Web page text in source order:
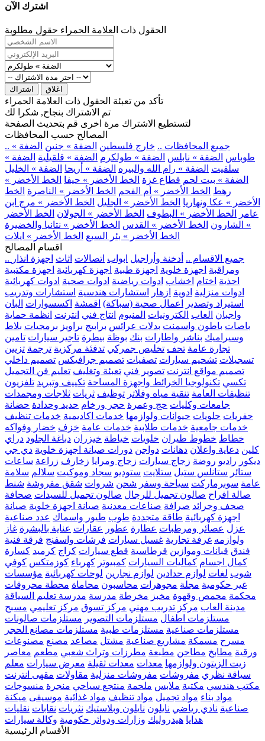
اشترك الآن
الحقول ذات العلامة الحمراء حقول مطلوبة
اشتراك اغلاق
تأكد من تعبئة الحقول ذات العلامة الحمراء
تم الاشتراك بنجاح, شكرا لك
لتستطيع الاشتراك مرة اخرى قم بتحديث الصفحة
المصالح حسب المحافظات
.. جميع المحافظات .. خارج فلسطين الضفة » جنين الضفة »
طوباس الضفة » نابلس الضفة » طولكرم الضفة » قلقيلية الضفة »
سلفيت الضفة » رام الله والبيره الضفة » أريحا الضفة » الخليل
الضفة » بيت لحم قطاع غزة الخط الأخضر » حيفا الخط الأخضر »
رهط الخط الأخضر » أم الفحم الخط الأخضر » الناصرة الخط
الأخضر » عكا ونهاريا الخط الأخضر » الجليل الخط الأخضر » مرج ابن
عامر
الخط الأخضر » البطوف الخط الأخضر » الجولان الخط الأخضر
» الشارون الخط الأخضر » القدس الخط الأخضر » نتانيا والخضيرة
الخط الأخضر » بئر السبع الخط الأخضر » ايلات
اقسام المصالح
.. جميع الاقسام .. أدخنة وأراجيل ابواب اتصالات اثاث اجهزة انذار
ومراقبة اجهزة خلوية اجهزة طبية اجهزة كهربائية اجهزة مكتبية
احذية اختام اخشاب ادوات رياضية ادوات صحية ادوات كهربائية
ادوات منزلية ادوية ازهار استشارات هندسية استشارات وتدريب
استيراد وتصدير
اعمال صحية (سباكة) اقمشة اكسسوارات البان
واجبان العاب الكترونيات المنيوم انتاج فني انترنت انظمة حماية
باصات باطون واسمنت بدلات عرائس برابيج براويز برمجيات بلاط
وسيراميك بناشر واطارات بنك بوظة بيطرة تاجير سيارات تامين
تجارة عامة تحف تخليص جمركي تدفئة مركزية ترجمة تزيين
تسجيلات تشحيم سيارات تصفيات تصميم جرافيكس تصميم داخلي
تصميم مواقع انترنت تصوير فني تعبئة وتغليف تعليم فن التجميل
تكسي تكنولوجيا الخرائط واجهزة المساحة تكييف وتبريد تلفزيون
تنظيفات العامة تنقية مياه وفلاتر توظيف ثريات ثلاجات ومجمدات
جامعات وكليات حج وعمرة حجر ورخام حديد وحدادة حضانة
حفريات حلويات حيوانات ولوازمها خدمات اكاديمية خدمات تنظيف
خدمات جامعية خدمات طلابية خدمات عامة خزف خضار وفواكه
خطاط خطوط طيران خلويات خياطة خيزران دباغة الجلود دراي
كلين دعاية واعلان دهانات دواجن دورات صيانة اجهزة خلوية دي جي
ديكور راديو روضة زجاج سيارات زجاج ومرايا زخارف زراعة ساعات
ستائر ستانلس ستيل ستلايت ستوديو سجاد وموكيت سلالم سلامة
عامة سوبرماركت سياحة وسفر شحن شروات شقق مفروشة شنط
صالة افراح صالون تجميل للرجال صالون تجميل للسيدات صحافة
صحف وجرائد صرافة صناعات معدنية صيانة اجهزة خلوية صيانة
اجهزة كهربائية طاقة متجددة طوب طيور واسماك عدد صناعية
عزل عصائر ومرطبات عطارة عطور عقارات عناية بالبشرة غاز
ولوازمه غرفة تجارية غسيل سيارات فرشات واسفنج فرقة فنية
فندق قبانات وموازين قرطاسية قطع سيارات كراج كرميد كسارة
كمال اجسام كماليات السيارات كمبيوتر كهرباء كوزمتكس كوفي
شوب لغات لوازم حدادين لوازم نجارين لوحات كهربائية مؤسسات
غير حكومية مجلة مجوهرات محاسبون محاماة محطة محروقات
محكمة محمص وقهوة مخبز مخرطة مدرسة مدرسة تعليم السياقة
مدينة العاب مركز تدريب مهني مركز تسوق مركز تعليمي مسبح
مستلزمات اطفال مستلزمات التصوير مستلزمات صالونات
مستلزمات صناعية مستلزمات طبية مستلزمات مصانع الحجر
مسرح مسمكة مشاريع صناعية مشتل مصاعد مصنع مصنوعات
ورقية مطابخ مطاحن مطبعة مطرزات وتراث شعبي مطعم معاصر
زيت الزيتون ولوازمها معدات معدات ثقيلة معرض سيارات معلم
سياقة نظري مفروشات مفروشات منزلية مقاولات مقهى انترنت
مكتب هندسي مكتبة ملابس ملحمة منتجع سياحي منجرة منسوجات
مواد بناء مواد تجميل مواد تنظيف مواد غذائية موسيقى ميكنة
صناعية نادي رياضي نايلون نايلون وبلاستيك نثريات نقابات نقليات
هدايا هيدروليك وزارات ودوائر حكومية وكالة سيارات
الأقسام الرئيسية